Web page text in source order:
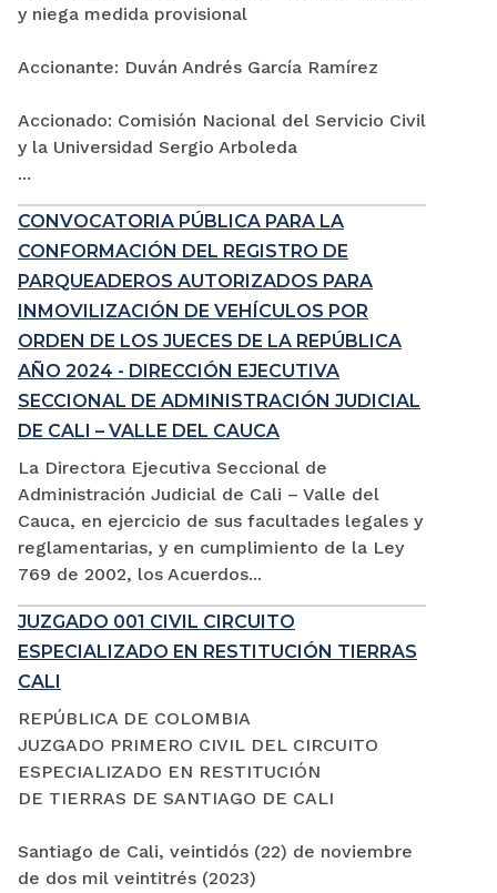
y niega medida provisional
Accionante: Duván Andrés García Ramírez
Accionado: Comisión Nacional del Servicio Civil
y la Universidad Sergio Arboleda
...
CONVOCATORIA PÚBLICA PARA LA
CONFORMACIÓN DEL REGISTRO DE
PARQUEADEROS AUTORIZADOS PARA
INMOVILIZACIÓN DE VEHÍCULOS POR
ORDEN DE LOS JUECES DE LA REPÚBLICA
AÑO 2024 - DIRECCIÓN EJECUTIVA
SECCIONAL DE ADMINISTRACIÓN JUDICIAL
DE CALI – VALLE DEL CAUCA
La Directora Ejecutiva Seccional de
Administración Judicial de Cali – Valle del
Cauca, en ejercicio de sus facultades legales y
reglamentarias, y en cumplimiento de la Ley
769 de 2002, los Acuerdos...
JUZGADO 001 CIVIL CIRCUITO
ESPECIALIZADO EN RESTITUCIÓN TIERRAS
CALI
REPÚBLICA DE COLOMBIA
JUZGADO PRIMERO CIVIL DEL CIRCUITO
ESPECIALIZADO EN RESTITUCIÓN
DE TIERRAS DE SANTIAGO DE CALI
Santiago de Cali, veintidós (22) de noviembre
de dos mil veintitrés (2023)